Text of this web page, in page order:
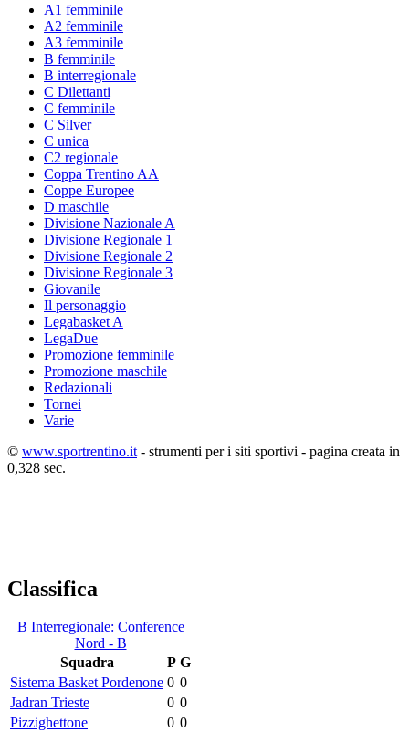
A1 femminile
A2 femminile
A3 femminile
B femminile
B interregionale
C Dilettanti
C femminile
C Silver
C unica
C2 regionale
Coppa Trentino AA
Coppe Europee
D maschile
Divisione Nazionale A
Divisione Regionale 1
Divisione Regionale 2
Divisione Regionale 3
Giovanile
Il personaggio
Legabasket A
LegaDue
Promozione femminile
Promozione maschile
Redazionali
Tornei
Varie
© www.sportrentino.it - strumenti per i siti sportivi - pagina creata in
0,328 sec.
Classifica
B Interregionale: Conference
Nord - B
Squadra
P G
Sistema Basket Pordenone 0 0
Jadran Trieste
0 0
Pizzighettone
0 0